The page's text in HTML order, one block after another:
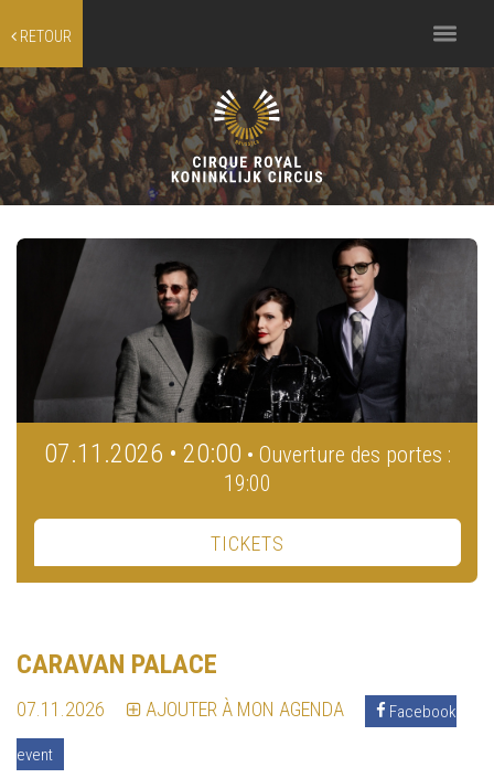
RETOUR
Toggle
navigation
07.11.2026 • 20:00 • Ouverture des portes :
19:00
TICKETS
CARAVAN PALACE
07.11.2026 AJOUTER À MON AGENDA Facebook
event